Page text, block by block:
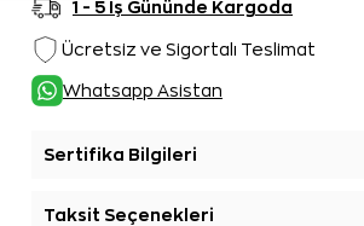
1 - 5 İş Gününde Kargoda
Ücretsiz ve Sigortalı Teslimat
Whatsapp Asistan
Sertifika Bilgileri
Taksit Seçenekleri